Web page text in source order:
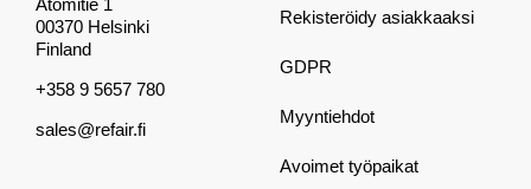
Atomitie 1
00370 Helsinki
Finland
+358 9 5657 780
sales@refair.fi
Rekisteröidy asiakkaaksi
GDPR
Myyntiehdot
Avoimet työpaikat